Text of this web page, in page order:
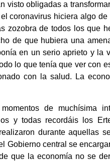
visto obligadas a
coronavirus hiciera algo
zozobra de todos los que
de que hubiera una
en un serio aprieto y la
lo que tenía que ver con
con la salud. La
de muchísima
y todas recordáis los
durante aquellas
Gobierno central se
que la economía no se